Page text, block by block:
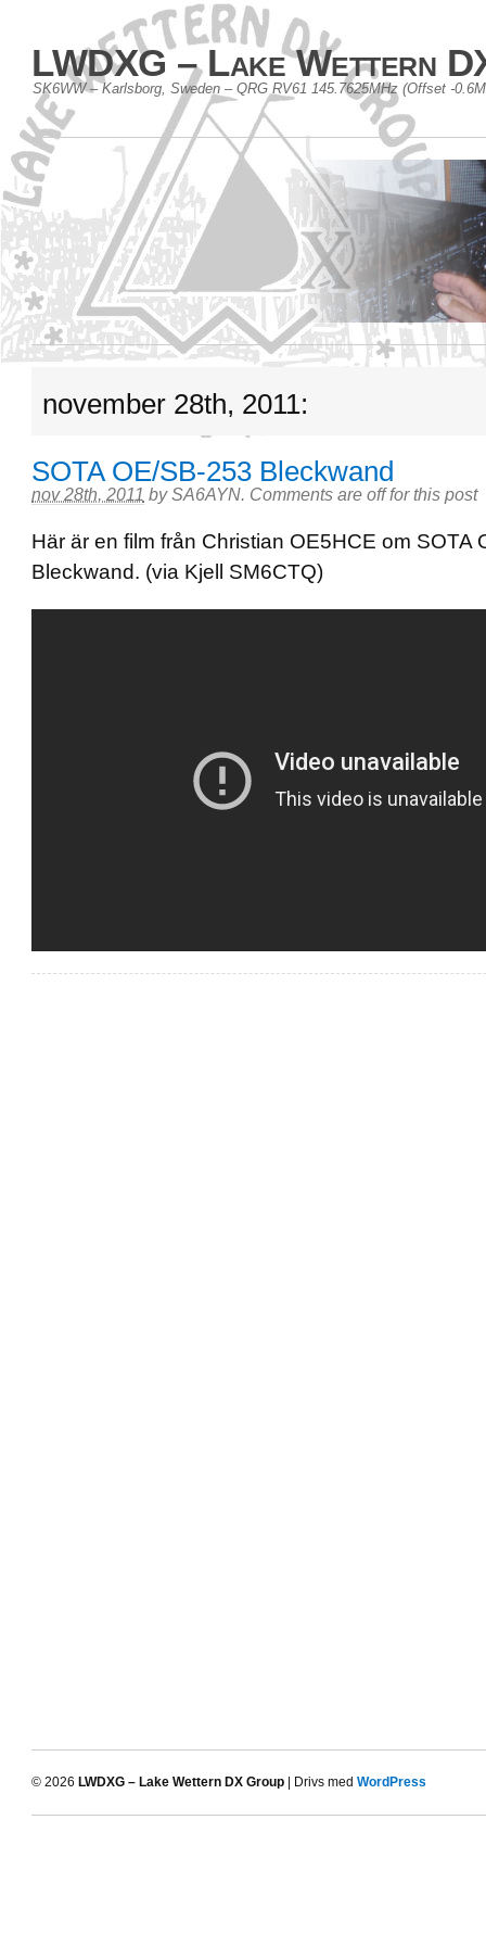
LWDXG – Lake Wettern
SK6WW – Karlsborg, Sweden – QRG RV61 145.7625MHz (Offset -
november 28th, 2011:
SOTA OE/SB-253 Bleckwand
nov 28th, 2011 bySA6AYN. Comments are off for this post
Här är en film från Christian OE5HCE om SOTA
Bleckwand. (via Kjell SM6CTQ)
© 2026 LWDXG – Lake Wettern DX Group | Drivs med WordPress